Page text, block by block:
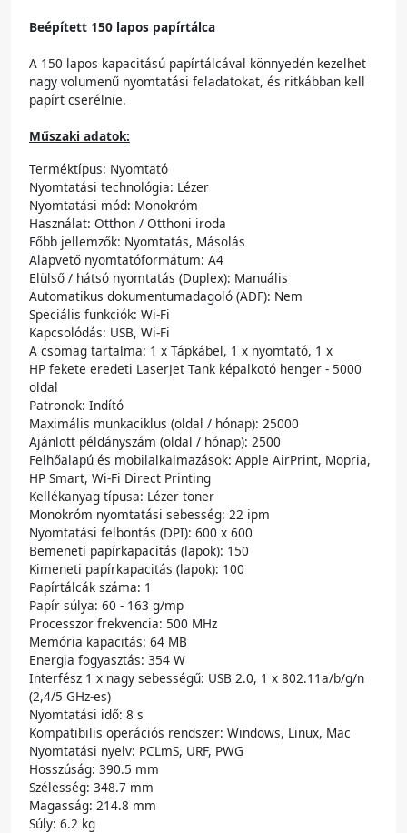
Beépített 150 lapos papírtálca
A 150 lapos kapacitású papírtálcával könnyedén kezelhet
nagy volumenű nyomtatási feladatokat, és ritkábban kell
papírt cserélnie.
Műszaki adatok:
Terméktípus: Nyomtató
Nyomtatási technológia: Lézer
Nyomtatási mód: Monokróm
Használat: Otthon / Otthoni iroda
Főbb jellemzők: Nyomtatás, Másolás
Alapvető nyomtatóformátum: A4
Elülső / hátsó nyomtatás (Duplex): Manuális
Automatikus dokumentumadagoló (ADF): Nem
Speciális funkciók: Wi-Fi
Kapcsolódás: USB, Wi-Fi
A csomag tartalma: 1 x Tápkábel, 1 x nyomtató, 1 x
HP fekete eredeti LaserJet Tank képalkotó henger - 5000
oldal
Patronok: Indító
Maximális munkaciklus (oldal / hónap): 25000
Ajánlott példányszám (oldal / hónap): 2500
Felhőalapú és mobilalkalmazások: Apple AirPrint, Mopria,
HP Smart, Wi-Fi Direct Printing
Kellékanyag típusa: Lézer toner
Monokróm nyomtatási sebesség: 22 ipm
Nyomtatási felbontás (DPI): 600 x 600
Bemeneti papírkapacitás (lapok): 150
Kimeneti papírkapacitás (lapok): 100
Papírtálcák száma: 1
Papír súlya: 60 - 163 g/mp
Processzor frekvencia: 500 MHz
Memória kapacitás: 64 MB
Energia fogyasztás: 354 W
Interfész 1 x nagy sebességű: USB 2.0, 1 x 802.11a/b/g/n
(2,4/5 GHz-es)
Nyomtatási idő: 8 s
Kompatibilis operációs rendszer: Windows, Linux, Mac
Nyomtatási nyelv: PCLmS, URF, PWG
Hosszúság: 390.5 mm
Szélesség: 348.7 mm
Magasság: 214.8 mm
Súly: 6.2 kg